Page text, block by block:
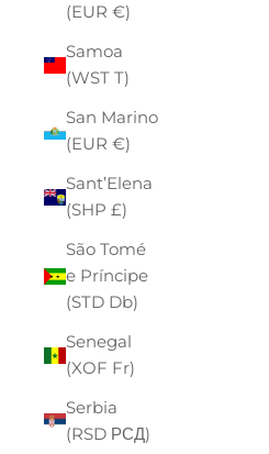
(EUR €)
Samoa
(WST T)
San Marino
(EUR €)
Sant’Elena
(SHP £)
São Tomé
e Príncipe
(STD Db)
Senegal
(XOF Fr)
Serbia
(RSD РСД)